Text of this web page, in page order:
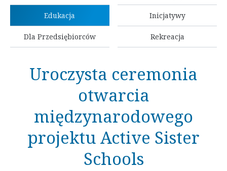
Edukacja Inicjatywy
Dla Przedsiębiorców Rekreacja
Uroczysta ceremonia
otwarcia
międzynarodowego
projektu Active Sister
Schools